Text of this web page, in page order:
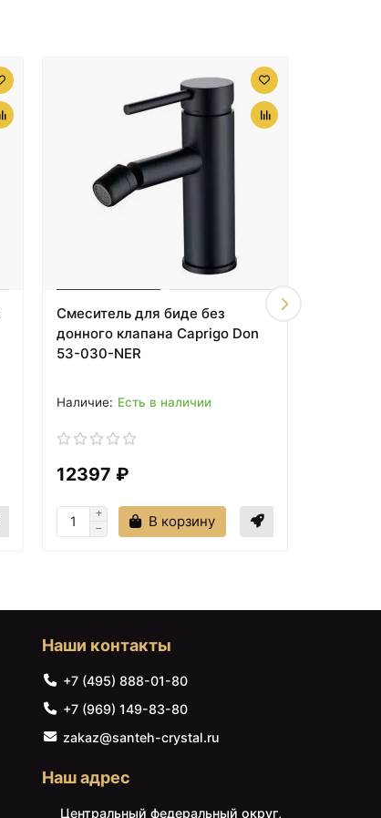
Смеситель для биде без
донного клапана Caprigo Don
53-030-NER
Есть в наличии
12397 ₽
В корзину
Наши контакты
+7 (495) 888-01-80
+7 (969) 149-83-80
zakaz@santeh-crystal.ru
Наш адрес
Центральный федеральный округ,